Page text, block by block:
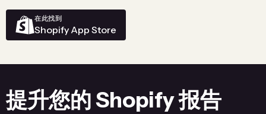
在此找到
Shopify App Store
提升您的 Shopify 报告